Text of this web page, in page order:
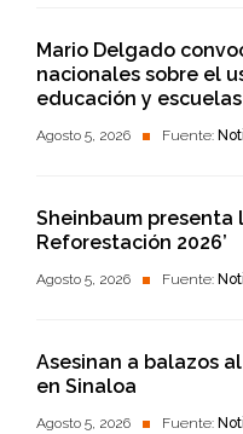
Mario Delgado
nacionales sobre el
educación y
Agosto 5, 2026 Fuente:
Sheinbaum presenta
Reforestación 2026’
Agosto 5, 2026 Fuente:
Asesinan a balazos
en Sinaloa
Agosto 5, 2026 Fuente: